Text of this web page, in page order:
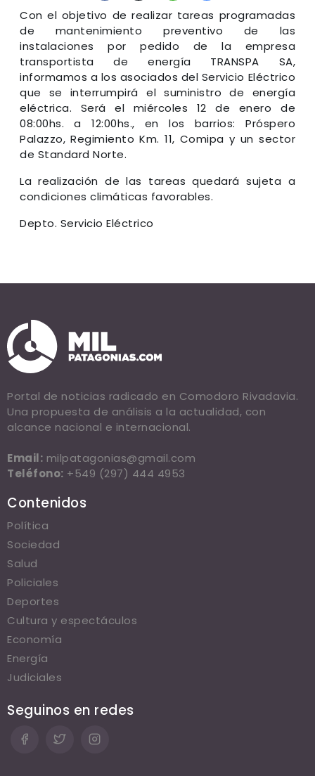
Con el objetivo de realizar tareas programadas
de mantenimiento preventivo de las
instalaciones por pedido de la empresa
transportista de energía TRANSPA SA,
informamos a los asociados del Servicio Eléctrico
que se interrumpirá el suministro de energía
eléctrica. Será el miércoles 12 de enero de
08:00hs. a 12:00hs., en los barrios: Próspero
Palazzo, Regimiento Km. 11, Comipa y un sector
de Standard Norte.
La realización de las tareas quedará sujeta a
condiciones climáticas favorables.
Depto. Servicio Eléctrico
Portal de noticias radicado en Comodoro Rivadavia.
Una propuesta de análisis a la actualidad, con
alcance nacional e internacional.
Email: milpatagonias@gmail.com
Teléfono: +549 (297) 444 4953
Contenidos
Política
Sociedad
Salud
Policiales
Deportes
Cultura y espectáculos
Economía
Energía
Judiciales
Seguinos en redes